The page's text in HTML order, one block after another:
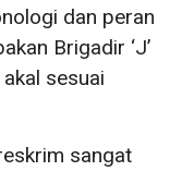
dan peran
Brigadir ‘J’
sesuai
sangat